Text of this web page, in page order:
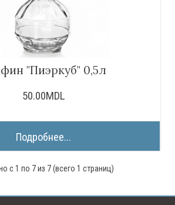
"Пиэркуб" 0,5л
50.00MDL
Подробнее...
с 1 по 7 из 7 (всего 1 страниц)